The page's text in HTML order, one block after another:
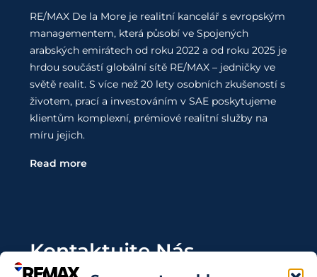
RE/MAX De la More je realitní kancelář s evropským
managementem, která působí ve Spojených
arabských emirátech od roku 2022 a od roku 2025 je
hrdou součástí globální sítě RE/MAX – jedničky ve
světě realit. S více než 20 lety osobních zkušeností s
životem, prací a investováním v SAE poskytujeme
klientům komplexní, prémiové realitní služby na
míru jejich.
Read more
Kontaktujte Nás